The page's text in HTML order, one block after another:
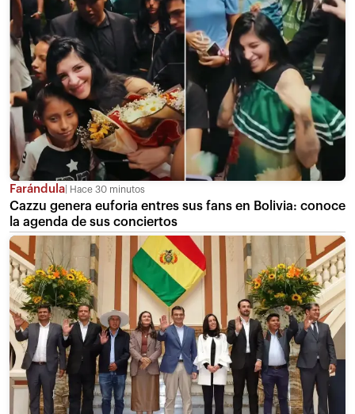
Farándula Hace 30 minutos
Cazzu genera euforia entres sus fans en Bolivia: conoce
la agenda de sus conciertos